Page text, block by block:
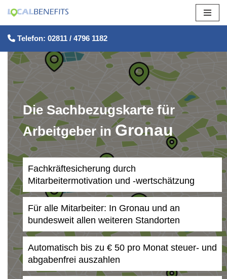
Zum
Inhalt
springen
Telefon: 02811 / 4796 1182
Die Sachbezugskarte für
Arbeitgeber inGronau
Fachkräftesicherung durch
Mitarbeitermotivation und -wertschätzung
Für alle Mitarbeiter: In Gronau und an
bundesweit allen weiteren Standorten
Automatisch bis zu € 50 pro Monat steuer- und
abgabenfrei auszahlen